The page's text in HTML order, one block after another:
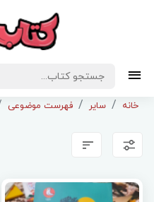
خانه سایر فهرست موضوعی